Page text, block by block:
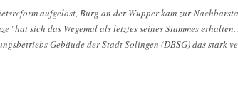
aufgelöst, Burg an der Wupper kam zur
hat sich das Wegemal als letztes seines Stammes
Gebäude der Stadt Solingen (DBSG) das stark